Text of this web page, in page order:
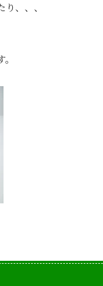
、、、